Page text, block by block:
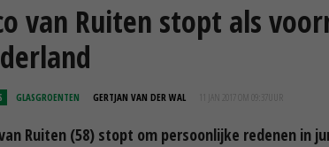
van Ruiten stopt als
GLASGROENTEN GERTJAN VAN DER WAL 11 JAN 2017 OM 09:37
Ruiten (58) stopt om persoonlijke redenen in